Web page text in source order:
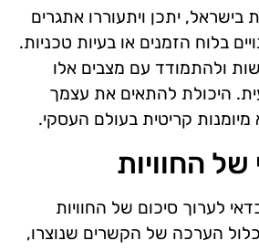
בישראל, יתכן ויתעוררו אתגרים
בלוח הזמנים או בעיות טכניות.
ולהתמודד עם מצבים אלו
היכולת להתאים את עצמך
קריטית בעולם העסקי.
של החוויות
לערוך סיכום של החוויות
הערכה של הקשרים שנוצרו,